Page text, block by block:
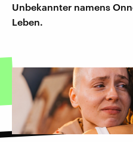
Unbekannter namens
Leben.